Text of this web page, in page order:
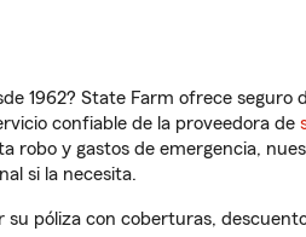
1962? State Farm ofrece
confiable de la proveedora de
robo y gastos de emergencia,
si la necesita.
póliza con coberturas,